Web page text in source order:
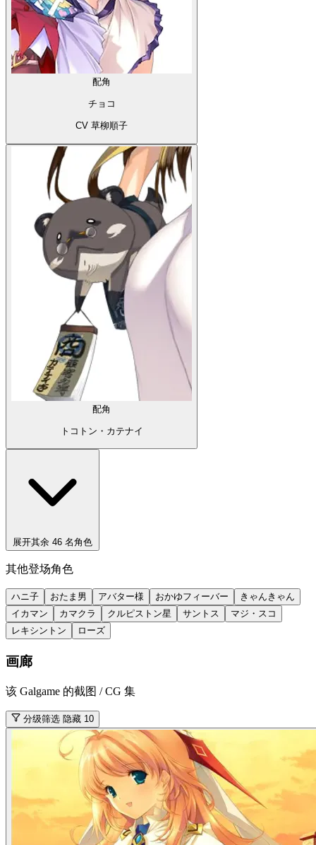
配角
チョコ
CV 草柳順子
配角
トコトン・カテナイ
展开其余 46 名角色
其他登场角色
ハニ子 おたま男 アバター様 おかゆフィーバー
きゃんきゃん
イカマン
カマクラ クルピストン星 サントス
マジ・スコ
レキシントン
ローズ
画廊
该 Galgame 的截图 / CG 集
分级筛选 隐藏 10